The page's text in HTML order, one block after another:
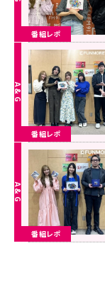
番組レポ
番組レポ
番組レポ